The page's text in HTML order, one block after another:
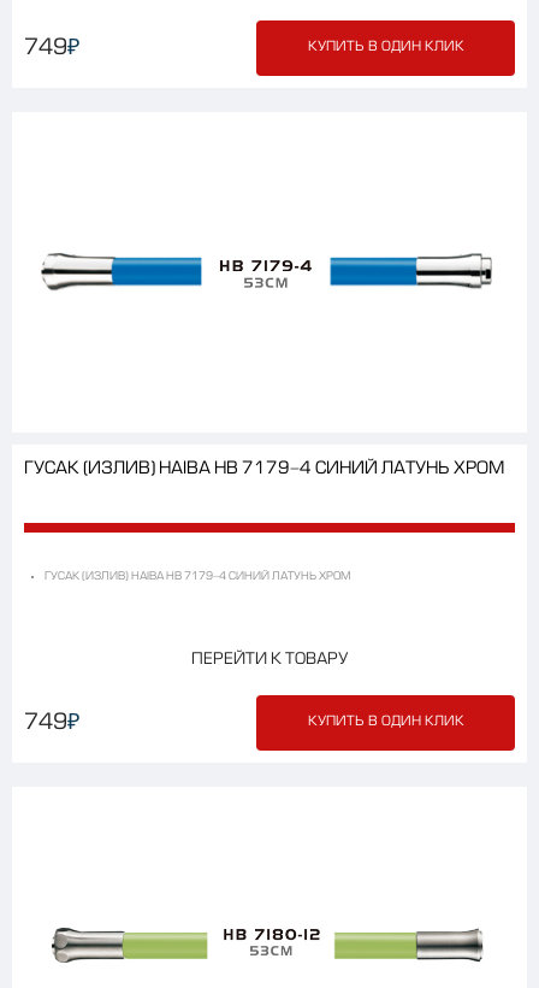
749₽ КУПИТЬ В ОДИН КЛИК
ГУСАК (ИЗЛИВ) HAIBA HB 7179-4 СИНИЙ ЛАТУНЬ ХРОМ
ГУСАК (ИЗЛИВ) HAIBA HB 7179-4 СИНИЙ ЛАТУНЬ ХРОМ
ПЕРЕЙТИ К ТОВАРУ
749₽ КУПИТЬ В ОДИН КЛИК